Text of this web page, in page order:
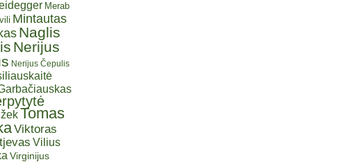
Merab
Mintautas
Naglis
Nerijus
Nerijus Čepulis
Tomas
Viktoras
Vilius
Virginijus